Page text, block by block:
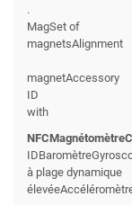
.
MagSet of
magnetsAlignment
magnetAccessory
ID
with
à plage dynamique